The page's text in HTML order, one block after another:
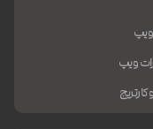
ویپ
ویپ